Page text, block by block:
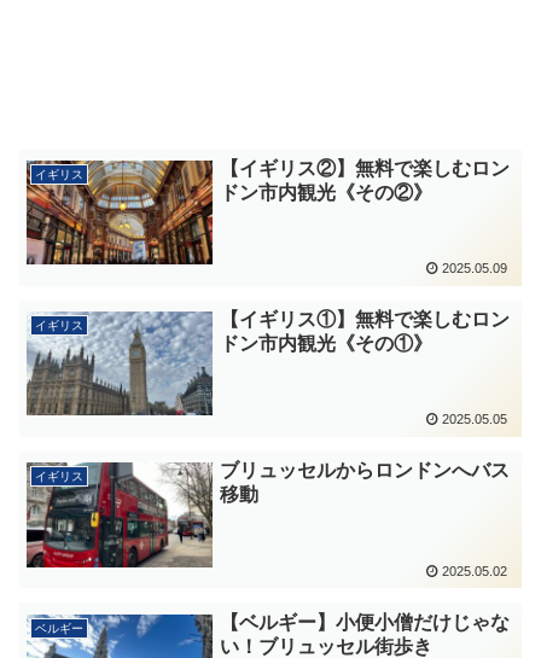
イギリス
【イギリス②】無料で楽しむロン
ドン市内観光《その②》
2025.05.09
イギリス
【イギリス①】無料で楽しむロン
ドン市内観光《その①》
2025.05.05
イギリス
ブリュッセルからロンドンへバス
移動
2025.05.02
ベルギー
【ベルギー】小便小僧だけじゃな
い！ブリュッセル街歩き